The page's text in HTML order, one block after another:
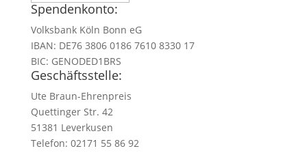
Spendenkonto:
Volksbank Köln Bonn eG
IBAN: DE76 3806 0186 7610 8330 17
BIC: GENODED1BRS
Geschäftsstelle:
Ute Braun-Ehrenpreis
Quettinger Str. 42
51381 Leverkusen
Telefon: 02171 55 86 92